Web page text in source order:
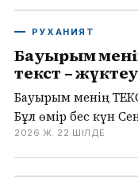
РУХАНИЯТ
Бауырым
текст – жүктеу
Бауырым менің
Бұл өмір бес күн
2026 Ж. 22 ШІЛДЕ